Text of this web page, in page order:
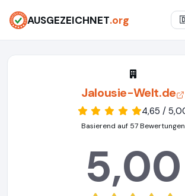
AUSGEZEICHNET.org
Jalousie-Welt.de
4,65 /
Basierend auf 57 Bewertungen
5,00